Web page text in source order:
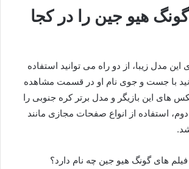
هیو جین را در کجا
مدل زیبا، از دو راه می توانید استفاده
با جست و جوی نام او در قسمت مشاهده
این بازیگر و مدل برتر کره جنوبی را
استفاده از انواع صفحات مجازی مانند